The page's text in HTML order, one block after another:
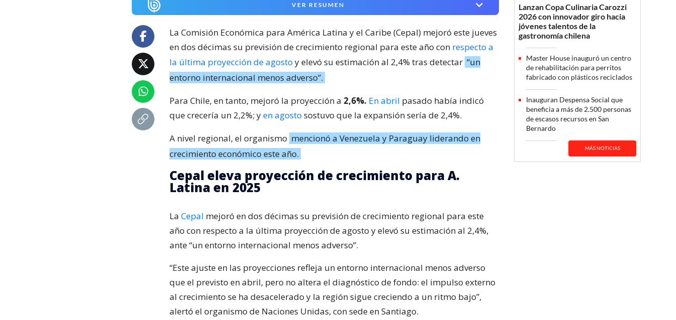
VER RESUMEN
La Comisión Económica para América Latina y el Caribe (Cepal) mejoró este jueves
en dos décimas su previsión de crecimiento regional para este año con respecto a
la última proyección de agosto y elevó su estimación al 2,4% tras detectar “un
entorno internacional menos adverso”.
Para Chile, en tanto, mejoró la proyección a 2,6%. En abril pasado había indicó
que crecería un 2,2%; yen agosto sostuvo que la expansión sería de 2,4%.
A nivel regional, el organismo mencionó a Venezuela y Paraguay liderando en
crecimiento económico este año.
Cepal eleva proyección de crecimiento para A.
Latina en 2025
La Cepal mejoró en dos décimas su previsión de crecimiento regional para este
año con respecto a la última proyección de agosto y elevó su estimación al 2,4%,
ante “un entorno internacional menos adverso”.
“Este ajuste en las proyecciones refleja un entorno internacional menos adverso
que el previsto en abril, pero no altera el diagnóstico de fondo: el impulso externo
al crecimiento se ha desacelerado y la región sigue creciendo a un ritmo bajo”,
alertó el organismo de Naciones Unidas, con sede en Santiago.
Lanzan Copa Culinaria Carozzi
2026 con innovador giro hacia
jóvenes talentos de la
gastronomía chilena
Master House inauguró un centro
de rehabilitación para perritos
fabricado con plásticos reciclados
Inauguran Despensa Social que
beneficia a más de 2.500 personas
de escasos recursos en San
Bernardo
MÁS NOTICIAS